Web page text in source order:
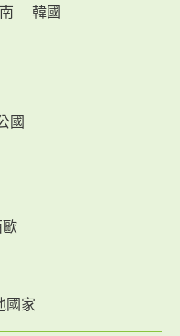
韓國
國
國家